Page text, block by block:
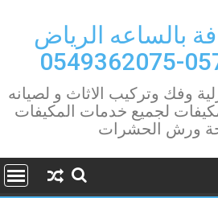
بالساعه الرياض
وفك وتركيب الاثاث و لصيانه
لجميع خدمات المكيفات
ورش الحشرات